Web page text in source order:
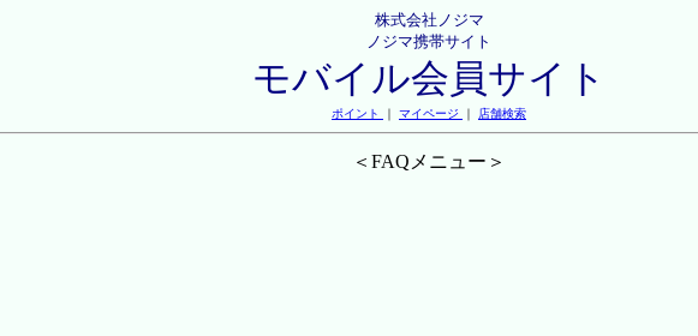
株式会社ノジマ
ノジマ携帯サイト
モバイル会員サイト
ポイント ｜ マイページ ｜ 店舗検索
＜FAQメニュー＞